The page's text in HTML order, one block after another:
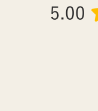
5.00